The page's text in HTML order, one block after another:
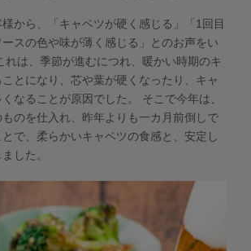
から、「キャベツが硬く感じる」「1回目
スの色や味が薄く感じる」とのお声をい
れは、季節が進むにつれ、暖かい時期のキ
とになり、芯や葉が硬くなったり、キャ
なることが原因でした。 そこで今年は、
のを仕入れ、昨年よりも一カ月前倒しで
で、柔らかいキャベツの食感と、安定し
した。